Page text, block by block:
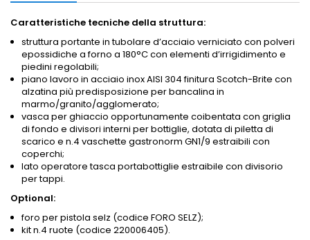
Caratteristiche tecniche della struttura:
struttura portante in tubolare d’acciaio verniciato con polveri
epossidiche a forno a 180°C con elementi d’irrigidimento e
piedini regolabili;
piano lavoro in acciaio inox AISI 304 finitura Scotch-Brite con
alzatina più predisposizione per bancalina in
marmo/granito/agglomerato;
vasca per ghiaccio opportunamente coibentata con griglia
di fondo e divisori interni per bottiglie, dotata di piletta di
scarico e n.4 vaschette gastronorm GN1/9 estraibili con
coperchi;
lato operatore tasca portabottiglie estraibile con divisorio
per tappi.
Optional:
foro per pistola selz (codice FORO SELZ);
kit n.4 ruote (codice 220006405).